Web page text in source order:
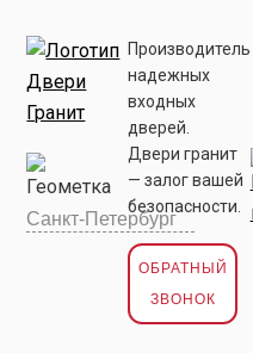
Производитель
надежных
входных
дверей.
Двери гранит
— залог вашей
безопасности.
ОБРАТНЫЙ
ЗВОНОК